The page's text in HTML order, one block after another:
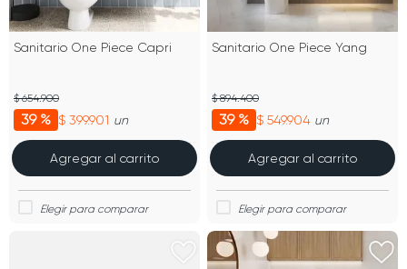
Sanitario One Piece Capri
39 % $ 399.901
$ 654.900
un
Agregar al carrito
Sanitario One Piece Yang
39 % $ 549.904
$ 894.400
un
Agregar al carrito